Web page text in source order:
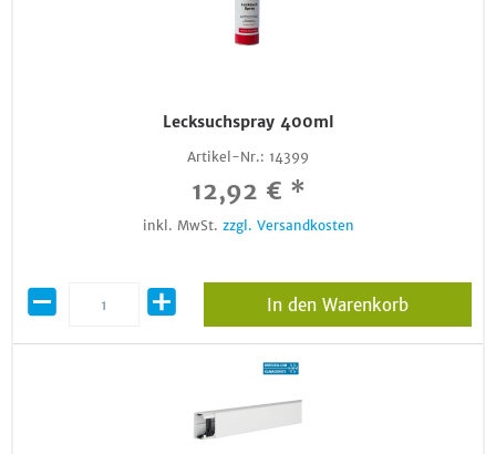
Lecksuchspray 400ml
Artikel-Nr.: 14399
12,92 € *
inkl. MwSt. zzgl. Versandkosten
In den Warenkorb